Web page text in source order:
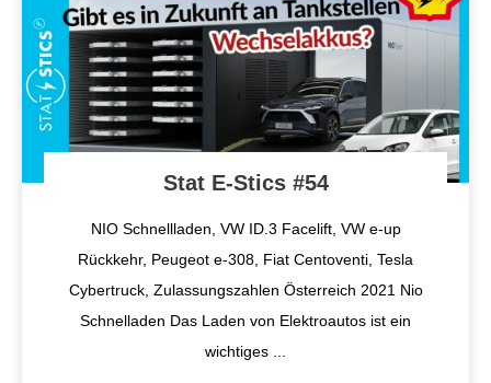
Stat E-Stics #54
NIO Schnellladen, VW ID.3 Facelift, VW e-up
Rückkehr, Peugeot e-308, Fiat Centoventi, Tesla
Cybertruck, Zulassungszahlen Österreich 2021 Nio
Schnelladen Das Laden von Elektroautos ist ein
wichtiges